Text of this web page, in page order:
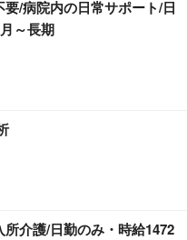
/病院内の日常サポート/日
～長期
介護/日勤のみ・時給1472